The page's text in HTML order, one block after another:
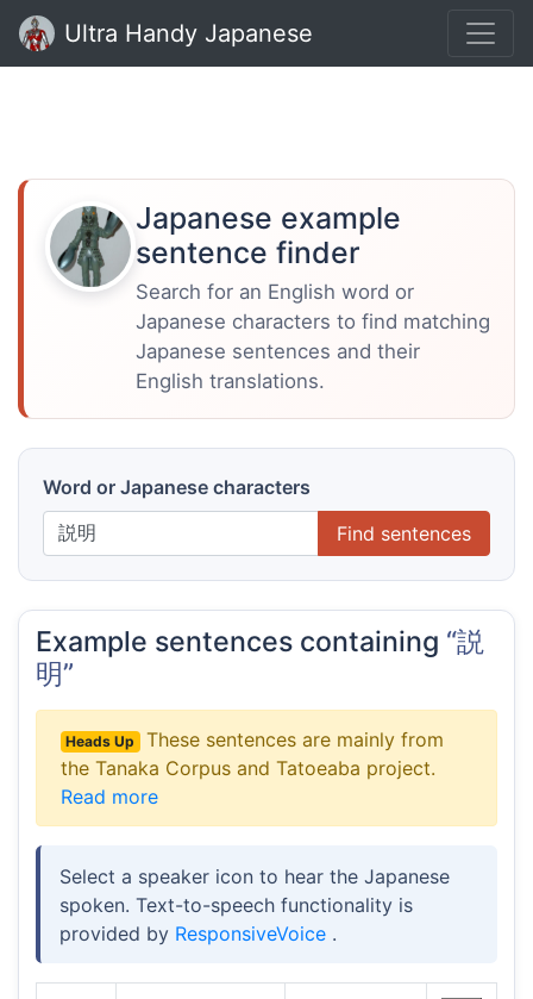
Ultra Handy Japanese
Japanese example
sentence finder
Search for an English word or
Japanese characters to find matching
Japanese sentences and their
English translations.
Word or Japanese characters
Find sentences
Example sentences containing “説
明”
Heads Up
These sentences are mainly from
the Tanaka Corpus and Tatoeaba project.
Read more
Select a speaker icon to hear the Japanese
spoken. Text-to-speech functionality is
provided by ResponsiveVoice .